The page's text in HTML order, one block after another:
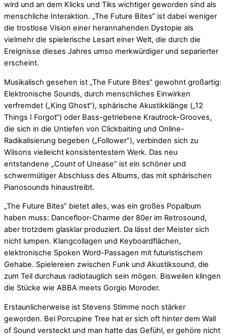
wird und an dem Klicks und Tiks wichtiger geworden sind als
menschliche Interaktion. „The Future Bites“ ist dabei weniger
die trostlose Vision einer herannahenden Dystopie als
vielmehr die spielerische Lesart einer Welt, die durch die
Ereignisse dieses Jahres umso merkwürdiger und separierter
erscheint.
Musikalisch gesehen ist „The Future Bites“ gewohnt großartig:
Elektronische Sounds, durch menschliches Einwirken
verfremdet („King Ghost“), sphärische Akustikklänge („12
Things I Forgot“) oder Bass-getriebene Krautrock-Grooves,
die sich in die Untiefen von Clickbaiting und Online-
Radikalisierung begeben („Follower“), verbinden sich zu
Wilsons vielleicht konsistentestem Werk. Das neu
entstandene „Count of Unease“ ist ein schöner und
schwermütiger Abschluss des Albums, das mit sphärischen
Pianosounds hinaustreibt.
„The Future Bites“ bietet alles, was ein großes Popalbum
haben muss: Dancefloor-Charme der 80er im Retrosound,
aber trotzdem glasklar produziert. Da lässt der Meister sich
nicht lumpen. Klangcollagen und Keyboardflächen,
elektronische Spoken Word-Passagen mit futuristischem
Gehabe. Spielereien zwischen Funk und Akustiksound, die
zum Teil durchaus radiotauglich sein mögen. Bisweilen klingen
die Stücke wie ABBA meets Gorgio Moroder.
Erstaunlicherweise ist Stevens Stimme noch stärker
geworden. Bei Porcupine Tree hat er sich oft hinter dem Wall
of Sound versteckt und man hatte das Gefühl, er gehöre nicht